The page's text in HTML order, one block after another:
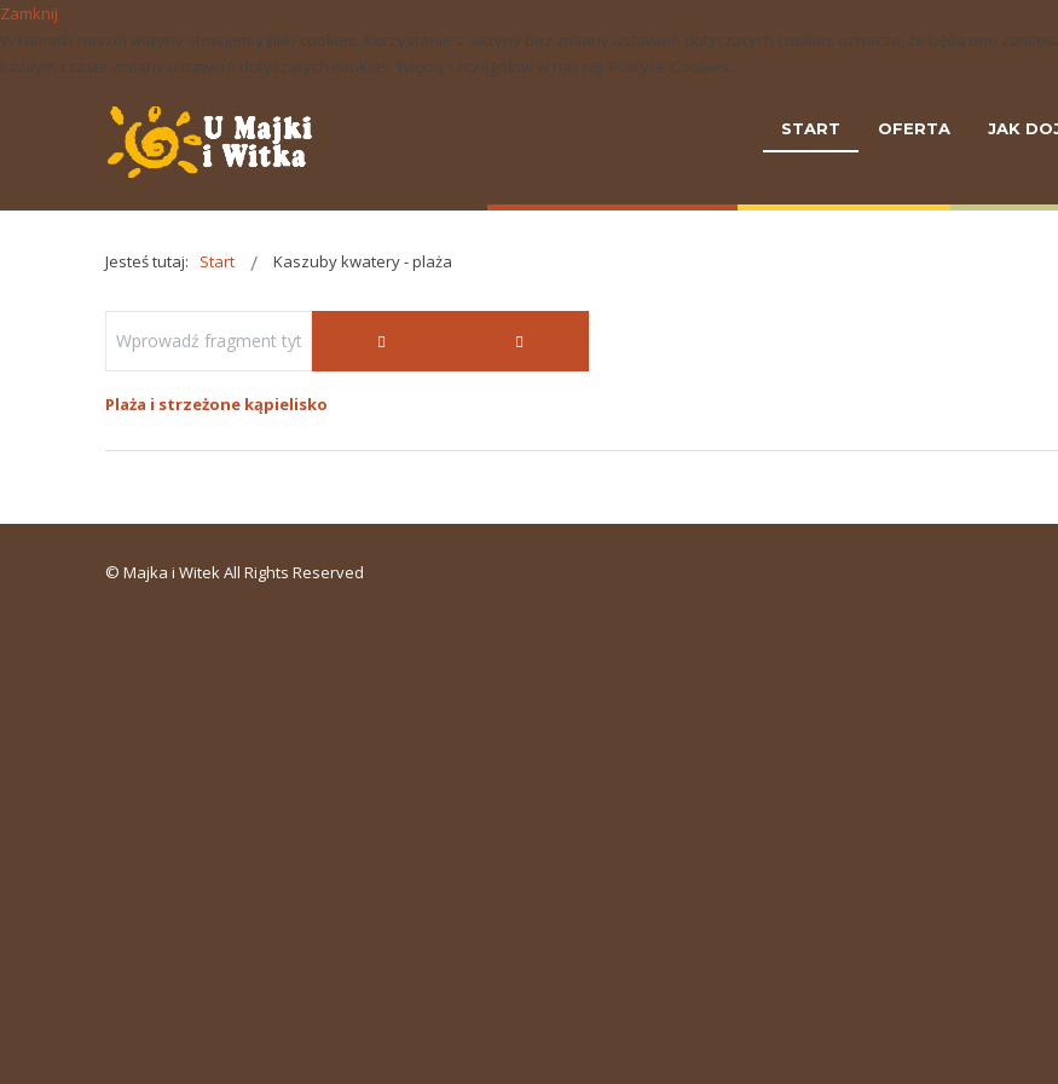
Zamknij
W ramach naszej witryny stosujemy pliki cookies. Korzystanie z witryny bez zmiany ustawień dotyczących cookies oznacza, że będą one
każdym czasie zmiany ustawień dotyczących cookies. Więcej szczegółów w naszej 'Polityce Cookies'.
START OFERTA JAK
Jesteś tutaj: Start Kaszuby kwatery - plaża
Plaża i strzeżone kąpielisko
© Majka i Witek All Rights Reserved